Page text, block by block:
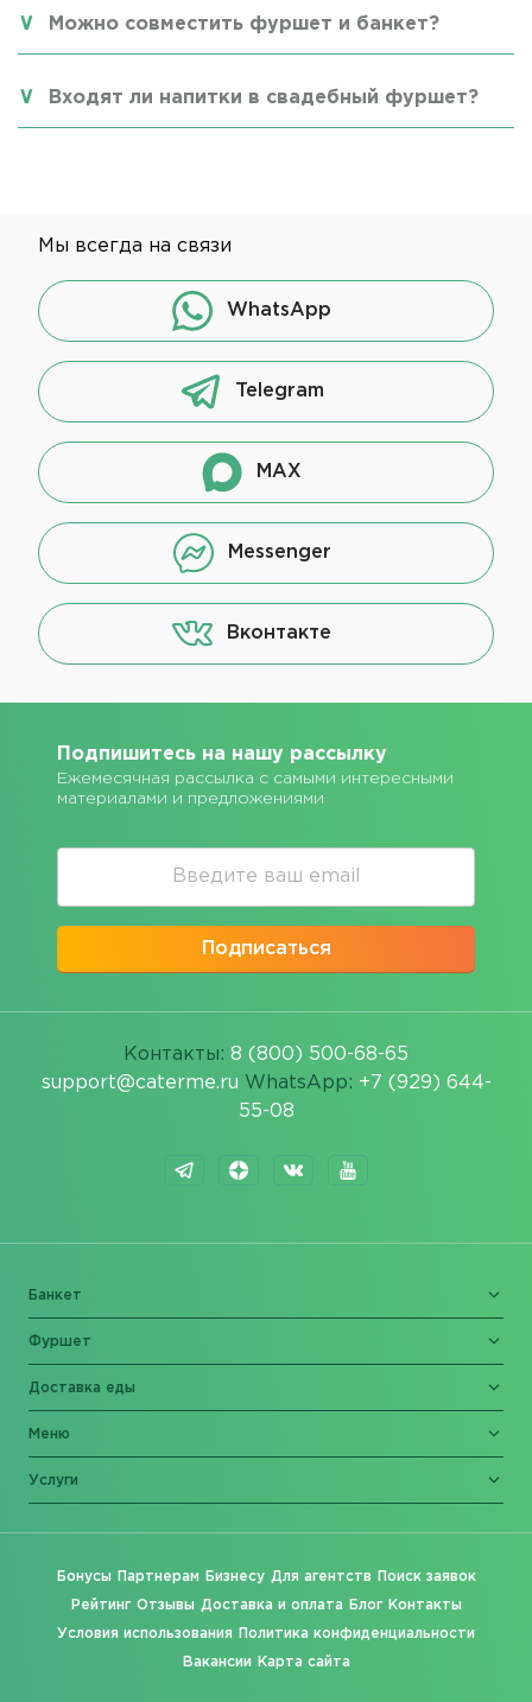
Можно совместить фуршет и банкет?
Входят ли напитки в свадебный фуршет?
Мы всегда на связи
WhatsApp
Telegram
MAX
Messenger
Вконтакте
Подпишитесь на нашу рассылку
Ежемесячная рассылка с самыми интересными
материалами и предложениями
Подписаться
Контакты: 8 (800) 500-68-65
support@caterme.ru WhatsApp: +7 (929) 644-
55-08
Банкет
Фуршет
Доставка еды
Меню
Услуги
Бонусы Партнерам Бизнесу Для агентств Поиск заявок
Рейтинг Отзывы Доставка и оплата Блог Контакты
Условия использования Политика конфиденциальности
Вакансии Карта сайта